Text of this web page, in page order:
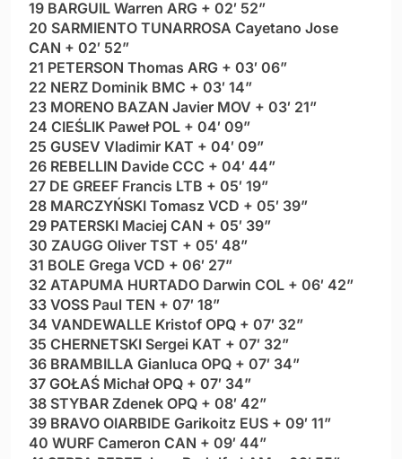
19 BARGUIL Warren ARG + 02′ 52”
20 SARMIENTO TUNARROSA Cayetano Jose
CAN + 02′ 52”
21 PETERSON Thomas ARG + 03′ 06”
22 NERZ Dominik BMC + 03′ 14”
23 MORENO BAZAN Javier MOV + 03′ 21”
24 CIEŚLIK Paweł POL + 04′ 09”
25 GUSEV Vladimir KAT + 04′ 09”
26 REBELLIN Davide CCC + 04′ 44”
27 DE GREEF Francis LTB + 05′ 19”
28 MARCZYŃSKI Tomasz VCD + 05′ 39”
29 PATERSKI Maciej CAN + 05′ 39”
30 ZAUGG Oliver TST + 05′ 48”
31 BOLE Grega VCD + 06′ 27”
32 ATAPUMA HURTADO Darwin COL + 06′ 42”
33 VOSS Paul TEN + 07′ 18”
34 VANDEWALLE Kristof OPQ + 07′ 32”
35 CHERNETSKI Sergei KAT + 07′ 32”
36 BRAMBILLA Gianluca OPQ + 07′ 34”
37 GOŁAŚ Michał OPQ + 07′ 34”
38 STYBAR Zdenek OPQ + 08′ 42”
39 BRAVO OIARBIDE Garikoitz EUS + 09′ 11”
40 WURF Cameron CAN + 09′ 44”